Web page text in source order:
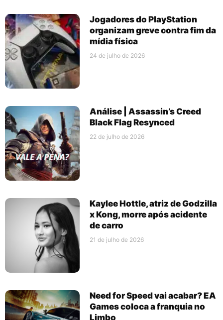
Jogadores do PlayStation
organizam greve contra fim da
mídia física
24 de julho de 2026
Análise | Assassin’s Creed
Black Flag Resynced
22 de julho de 2026
Kaylee Hottle, atriz de Godzilla
x Kong, morre após acidente
de carro
21 de julho de 2026
Need for Speed vai acabar? EA
Games coloca a franquia no
Limbo